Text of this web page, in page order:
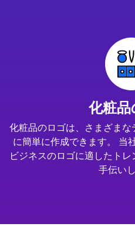
化粧
化粧品のロゴは、さまざま
に簡単に作成できます。 当
ビジネスのロゴに適したト
手伝い